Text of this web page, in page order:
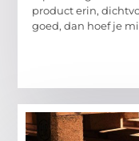
product erin,
goed, dan hoef je